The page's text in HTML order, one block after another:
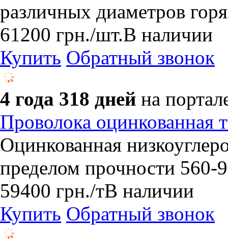
различных диаметров
61200 грн./шт.В наличии
Купить Обратный звонок
4 года 318 дней на
Проволока оцинкованная
Оцинкованная
пределом прочности
59400 грн./тВ наличии
Купить Обратный звонок